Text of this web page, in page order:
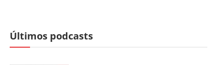
Últimos podcasts